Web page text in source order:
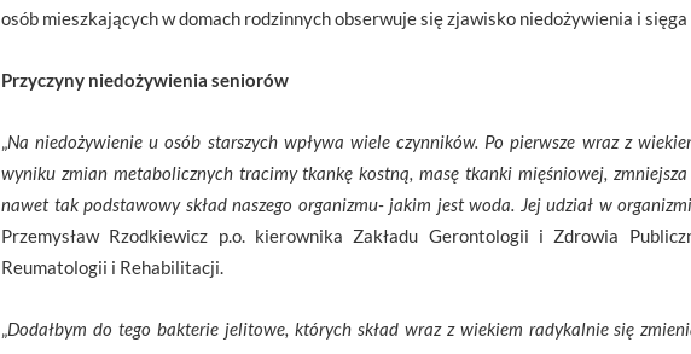
osób mieszkających w domach rodzinnych obserwuje się zjawisko niedożywienia i
Przyczyny niedożywienia seniorów
„Na niedożywienie u osób starszych wpływa wiele czynników. Po pierwsze wraz z
wyniku zmian metabolicznych tracimy tkankę kostną, masę tkanki mięśniowej,
nawet tak podstawowy skład naszego organizmu- jakim jest woda. Jej udział w
Przemysław Rzodkiewicz p.o. kierownika Zakładu Gerontologii i Zdrowia
Reumatologii i Rehabilitacji.
„Dodałbym do tego bakterie jelitowe, których skład wraz z wiekiem radykalnie się